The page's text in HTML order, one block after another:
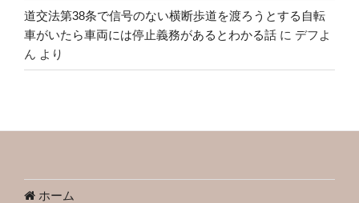
道交法第38条で信号のない横断歩道を渡ろうとする自転
車がいたら車両には停止義務があるとわかる話 に デフよ
ん より
ホーム